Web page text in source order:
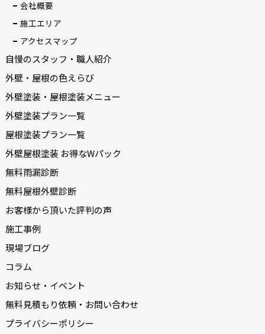
会社概要
施工エリア
アクセスマップ
自慢のスタッフ・職人紹介
外壁・屋根の色えらび
外壁塗装・屋根塗装メニュー
外壁塗装プラン一覧
屋根塗装プラン一覧
外壁屋根塗装 お得なWパック
無料雨漏診断
無料屋根外壁診断
お客様から頂いた評判の声
施工事例
現場ブログ
コラム
お知らせ・イベント
無料見積もり依頼・お問い合わせ
プライバシーポリシー